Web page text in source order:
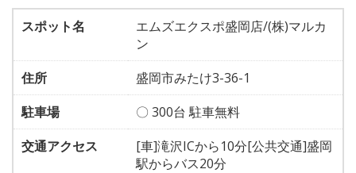
スポット名
エムズエクスポ盛岡店/(株)マルカ
ン
住所
盛岡市みたけ3-36-1
駐車場
〇 300台 駐車無料
交通アクセス
[車]滝沢ICから10分[公共交通]盛岡
駅からバス20分